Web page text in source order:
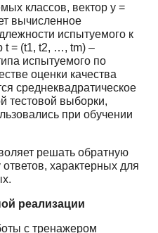
классов, вектор y =
вычисленное
испытуемого к
t = (t1, t2, …, tm) –
испытуемого по
оценки качества
среднеквадратическое
тестовой выборки,
при обучении
решать обратную
характерных для
реализации
с тренажером